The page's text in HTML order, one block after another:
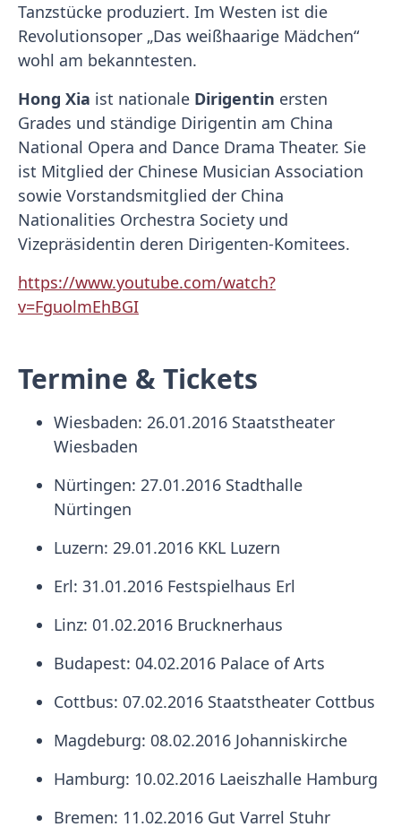
Tanzstücke produziert. Im Westen ist die
Revolutionsoper „Das weißhaarige Mädchen“
wohl am bekanntesten.
Hong Xia ist nationale Dirigentin ersten
Grades und ständige Dirigentin am China
National Opera and Dance Drama Theater. Sie
ist Mitglied der Chinese Musician Association
sowie Vorstandsmitglied der China
Nationalities Orchestra Society und
Vizepräsidentin deren Dirigenten-Komitees.
https://www.youtube.com/watch?
v=FguolmEhBGI
Termine & Tickets
Wiesbaden: 26.01.2016 Staatstheater
Wiesbaden
Nürtingen: 27.01.2016 Stadthalle
Nürtingen
Luzern: 29.01.2016 KKL Luzern
Erl: 31.01.2016 Festspielhaus Erl
Linz: 01.02.2016 Brucknerhaus
Budapest: 04.02.2016 Palace of Arts
Cottbus: 07.02.2016 Staatstheater Cottbus
Magdeburg: 08.02.2016 Johanniskirche
Hamburg: 10.02.2016 Laeiszhalle Hamburg
Bremen: 11.02.2016 Gut Varrel Stuhr